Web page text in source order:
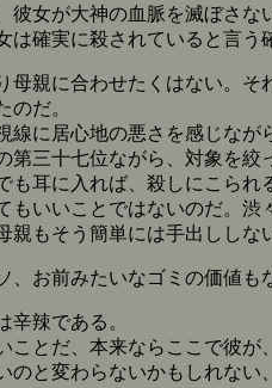
彼女が大神の血脈を滅ぼさ
は確実に殺されていると言う
親に合わせたくはない。そ
のだ。
に居心地の悪さを感じなが
第三十七位ながら、対象を絞
耳に入れば、殺しにこられ
いいことではないのだ。渋
親もそう簡単には手出ししな
、お前みたいなゴミの価値
辣である。
とだ、本来ならここで彼が
のと変わらないかもしれな